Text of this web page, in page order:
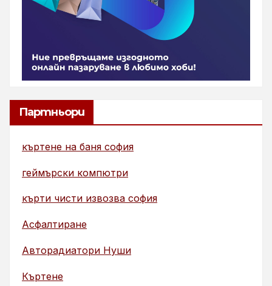
Партньори
къртене на баня софия
геймърски компютри
кърти чисти извозва софия
Асфалтиране
Авторадиатори Нуши
Къртене